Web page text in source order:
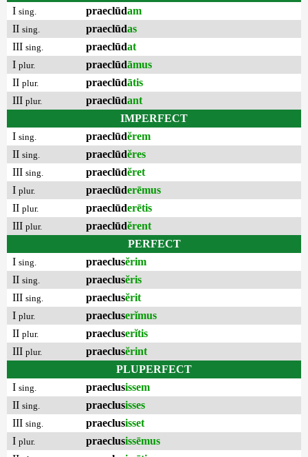
I sing. praeclūdam
II sing. praeclūdas
III sing. praeclūdat
I plur. praeclūdāmus
II plur. praeclūdātis
III plur. praeclūdant
IMPERFECT
I sing. praeclūdĕrem
II sing. praeclūdĕres
III sing. praeclūdĕret
I plur. praeclūderēmus
II plur. praeclūderētis
III plur. praeclūdĕrent
PERFECT
I sing. praeclusĕrim
II sing. praeclusĕris
III sing. praeclusĕrit
I plur. praecluserĭmus
II plur. praecluserĭtis
III plur. praeclusĕrint
PLUPERFECT
I sing. praeclusissem
II sing. praeclusisses
III sing. praeclusisset
I plur. praeclusissēmus